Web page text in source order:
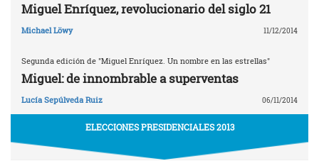
Miguel Enríquez, revolucionario del siglo 21
Michael Löwy 11/12/2014
Segunda edición de "Miguel Enríquez. Un nombre en las estrellas"
Miguel: de innombrable a superventas
Lucía Sepúlveda Ruiz 06/11/2014
ELECCIONES PRESIDENCIALES 2013